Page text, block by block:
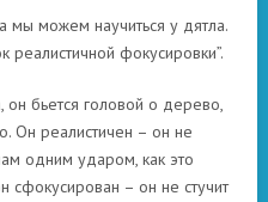
мы можем научиться у дятла.
реалистичной фокусировки”.
бьется головой о дерево,
Он реалистичен – он не
одним ударом, как это
сфокусирован – он не стучит